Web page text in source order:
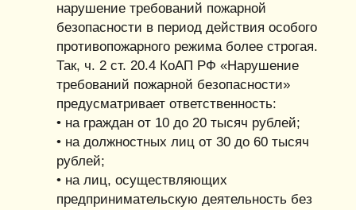
нарушение требований пожарной
безопасности в период действия особого
противопожарного режима более строгая.
Так, ч. 2 ст. 20.4 КоАП РФ «Нарушение
требований пожарной безопасности»
предусматривает ответственность:
• на граждан от 10 до 20 тысяч рублей;
• на должностных лиц от 30 до 60 тысяч
рублей;
• на лиц, осуществляющих
предпринимательскую деятельность без